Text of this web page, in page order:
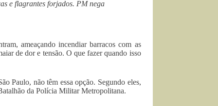
e flagrantes forjados. PM nega
ameaçando incendiar barracos com as
de dor e tensão. O que fazer quando isso
Paulo, não têm essa opção. Segundo eles,
da Polícia Militar Metropolitana.